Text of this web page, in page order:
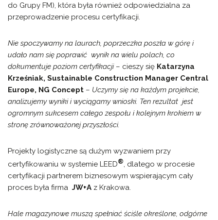
do Grupy FM), która była również odpowiedzialna za
przeprowadzenie procesu certyfikacji.
Nie spoczywamy na laurach, poprzeczka poszła w górę i
udało nam się poprawić wynik na wielu polach, co
dokumentuje poziom certyfikacji– cieszy się Katarzyna
Krześniak, Sustainable Construction Manager Central
Europe, NG Concept – Uczymy się na każdym projekcie,
analizujemy wyniki i wyciągamy wnioski. Ten rezultat jest
ogromnym sukcesem całego zespołu i kolejnym krokiem w
stronę zrównoważonej przyszłości.
Projekty logistyczne są dużym wyzwaniem przy
certyfikowaniu w systemie LEED®, dlatego w procesie
certyfikacji partnerem biznesowym wspierającym cały
proces była firma JW+A z Krakowa.
Hale magazynowe muszą spełniać ściśle określone, odgórne